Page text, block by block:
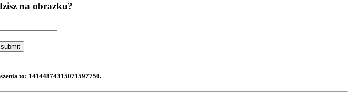
na obrazku?
submit
to: 14144874315071597750.